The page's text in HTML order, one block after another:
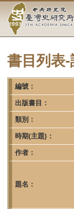
要
中
央
研
究
院-
臺
灣
史
研
究
書目列表
編號：
出版書目：
類別：
時期(主題)：
作者：
題名：